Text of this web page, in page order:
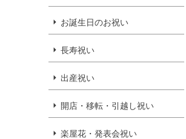
お誕生日のお祝い
長寿祝い
出産祝い
開店・移転・引越し祝い
楽屋花・発表会祝い